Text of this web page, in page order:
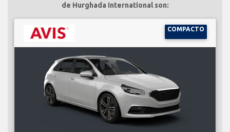
de Hurghada International son:
COMPACTO